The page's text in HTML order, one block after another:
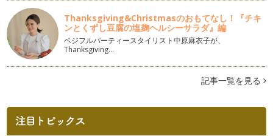
Thanksgiving&Christmasのおもてなし！『チキ
ンとくずし豆腐の塩麹ヘルシーサラダ』編
ベジフルパーティースタイリスト中原麻衣子が、
Thanksgiving…
記事一覧を見る